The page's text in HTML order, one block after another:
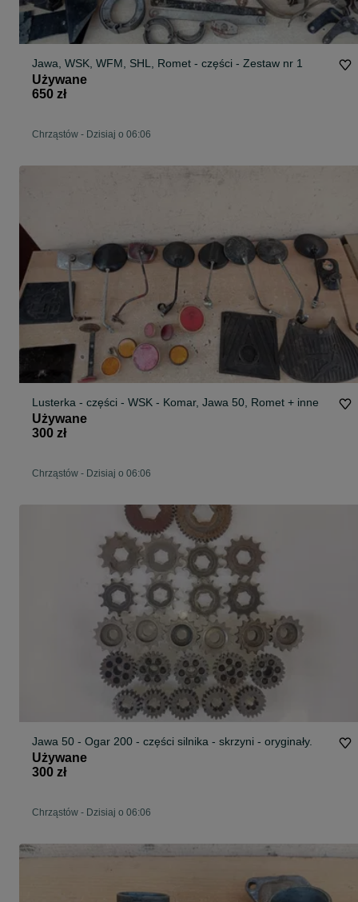
Jawa, WSK, WFM, SHL, Romet - części - Zestaw nr 1
Używane
650 zł
Chrząstów - Dzisiaj o 06:06
Lusterka - części - WSK - Komar, Jawa 50, Romet + inne
Używane
300 zł
Chrząstów - Dzisiaj o 06:06
Jawa 50 - Ogar 200 - części silnika - skrzyni - oryginały.
Używane
300 zł
Chrząstów - Dzisiaj o 06:06